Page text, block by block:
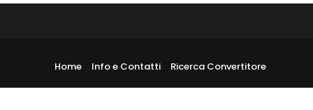
Home Info e Contatti Ricerca Convertitore